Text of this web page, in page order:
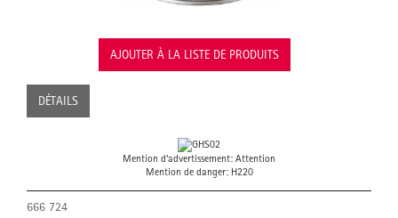
AJOUTER À LA LISTE DE PRODUITS
DÉTAILS
Mention d'advertissement: Attention
Mention de danger: H220
666 724